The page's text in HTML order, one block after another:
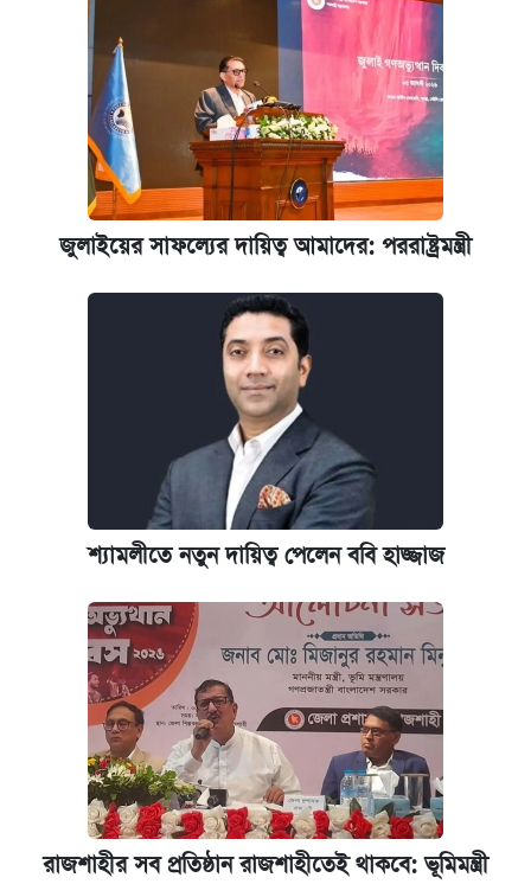
জুলাইয়ের সাফল্যের দায়িত্ব আমাদের: পররাষ্ট্রমন্ত্রী
শ্যামলীতে নতুন দায়িত্ব পেলেন ববি হাজ্জাজ
রাজশাহীর সব প্রতিষ্ঠান রাজশাহীতেই থাকবে: ভূমিমন্ত্রী